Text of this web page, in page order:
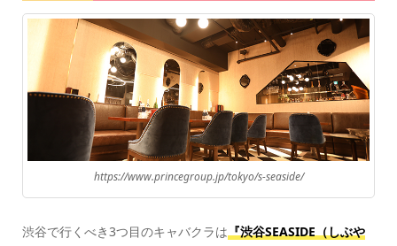
https://www.princegroup.jp/tokyo/s-seaside/
渋谷で行くべき3つ目のキャバクラは 『渋谷SEASIDE（しぶや